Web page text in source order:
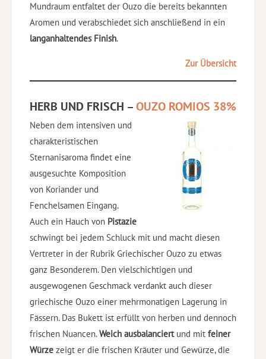
Mundraum entfaltet der Ouzo die bereits bekannten
Aromen und verabschiedet sich anschließend in ein
langanhaltendes Finish.
Zur Übersicht
HERB UND FRISCH –OUZO ROMIOS 38%
Neben dem intensiven und
charakteristischen
Sternanisaroma findet eine
ausgesuchte Komposition
von Koriander und
Fenchelsamen Eingang.
Auch ein Hauch von Pistazie
schwingt bei jedem Schluck mit und macht diesen
Vertreter in der Rubrik Griechischer Ouzo zu etwas
ganz Besonderem. Den vielschichtigen und
ausgewogenen Geschmack verdankt auch dieser
griechische Ouzo einer mehrmonatigen Lagerung in
Fässern. Das Bukett ist erfüllt von herben und dennoch
frischen Nuancen.Weich ausbalanciertund mit feiner
Würze zeigt er die frischen Kräuter und Gewürze, die